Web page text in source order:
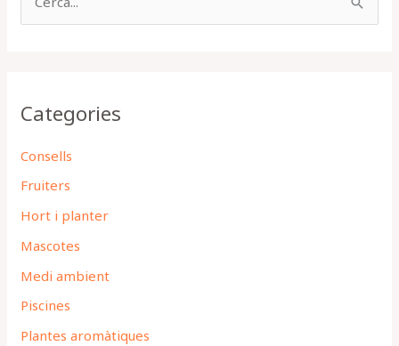
a
Categories
Consells
Fruiters
Hort i planter
Mascotes
Medi ambient
Piscines
Plantes aromàtiques